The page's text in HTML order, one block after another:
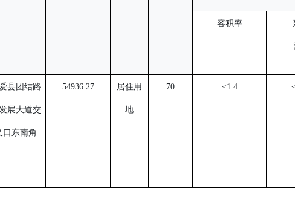
容积率
县团结路
展大道交
口东南角
54936.27 居住用
地
70 ≤1.4 ≤